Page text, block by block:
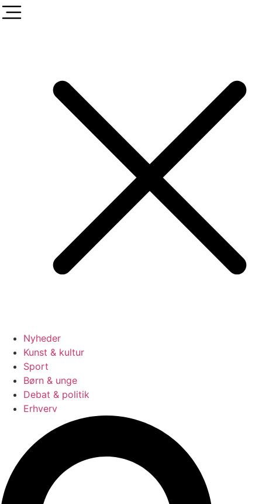
Nyheder
Kunst & kultur
Sport
Børn & unge
Debat & politik
Erhverv